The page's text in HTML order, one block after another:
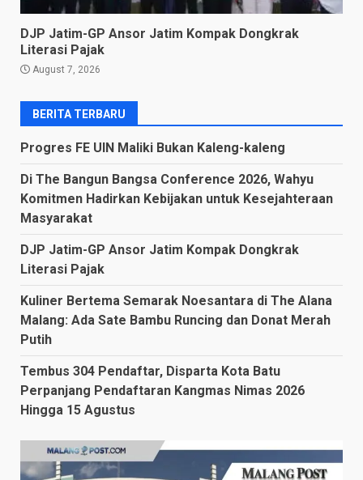
DJP Jatim-GP Ansor Jatim Kompak Dongkrak
Literasi Pajak
August 7, 2026
BERITA TERBARU
Progres FE UIN Maliki Bukan Kaleng-kaleng
Di The Bangun Bangsa Conference 2026, Wahyu
Komitmen Hadirkan Kebijakan untuk Kesejahteraan
Masyarakat
DJP Jatim-GP Ansor Jatim Kompak Dongkrak
Literasi Pajak
Kuliner Bertema Semarak Noesantara di The Alana
Malang: Ada Sate Bambu Runcing dan Donat Merah
Putih
Tembus 304 Pendaftar, Disparta Kota Batu
Perpanjang Pendaftaran Kangmas Nimas 2026
Hingga 15 Agustus